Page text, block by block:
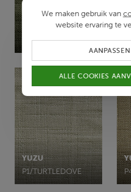
N2/HUNTER
YUZU
P1/TURTLEDOVE
We maken gebruik van
website ervaring te
AANPASSEN
ALLE COOKIES